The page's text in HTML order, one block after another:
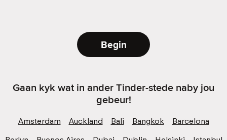
Begin
Gaan kyk wat in ander Tinder-stede naby jou
gebeur!
Amsterdam Auckland Bali Bangkok
Barcelona